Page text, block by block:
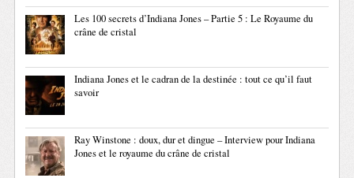
Les 100 secrets d’Indiana Jones – Partie 5 : Le Royaume du
crâne de cristal
Indiana Jones et le cadran de la destinée : tout ce qu’il faut
savoir
Ray Winstone : doux, dur et dingue – Interview pour Indiana
Jones et le royaume du crâne de cristal